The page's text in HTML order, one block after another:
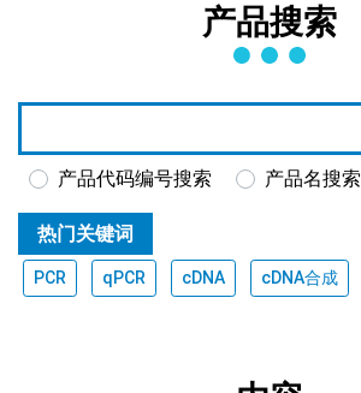
产品搜索
产品代码编号搜索 产品名搜索
热门关键词
PCR qPCR cDNA cDNA合成